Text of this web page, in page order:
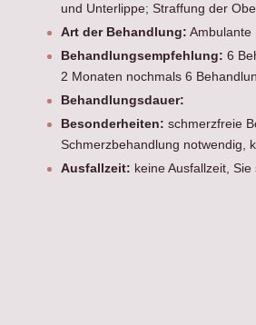
und Unterlippe; Straffung der
Art der Behandlung: Ambulante
Behandlungsempfehlung: 6
2 Monaten nochmals 6
Behandlungsdauer:
Besonderheiten: schmerzfreie
Schmerzbehandlung notwendig,
Ausfallzeit: keine Ausfallzeit,